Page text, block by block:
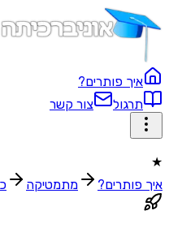
פותרים?
צור קשר
מתמטיקה כיתה